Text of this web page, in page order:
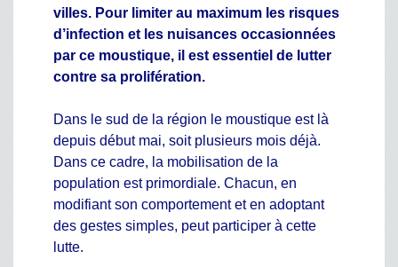
villes. Pour limiter au maximum les risques
d’infection et les nuisances occasionnées
par ce moustique, il est essentiel de lutter
contre sa prolifération.
Dans le sud de la région le moustique est là
depuis début mai, soit plusieurs mois déjà.
Dans ce cadre, la mobilisation de la
population est primordiale. Chacun, en
modifiant son comportement et en adoptant
des gestes simples, peut participer à cette
lutte.